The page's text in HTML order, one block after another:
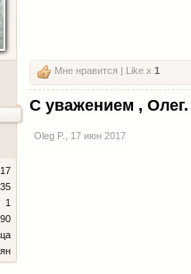
1
Мне нравится | Like x 1
С уважением , Олег.
Oleg P. 17 июн 2017